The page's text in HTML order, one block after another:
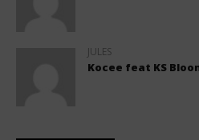
JULES
Kocee feat KS